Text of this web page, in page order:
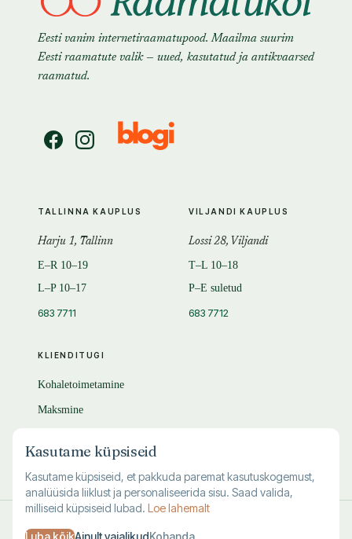
Eesti vanim internetiraamatupood. Maailma suurim
Eesti raamatute valik — uued, kasutatud ja antikvaarsed
raamatud.
KLIENDITUGI
Kohaletoimetamine
Maksmine
KKK
TALLINNA KAUPLUS
Harju 1, Tallinn
E–R 10–19
L–P 10–17
683 7711
VILJANDI KAUPLUS
Lossi 28, Viljandi
T–L 10–18
P–E suletud
683 7712
Kasutame küpsiseid
Kasutame küpsiseid, et pakkuda paremat kasutuskogemust,
analüüsida liiklust ja personaliseerida sisu. Saad valida,
milliseid küpsiseid lubad. Loe lahemalt
Luba kõikAinult vajalikudKohanda